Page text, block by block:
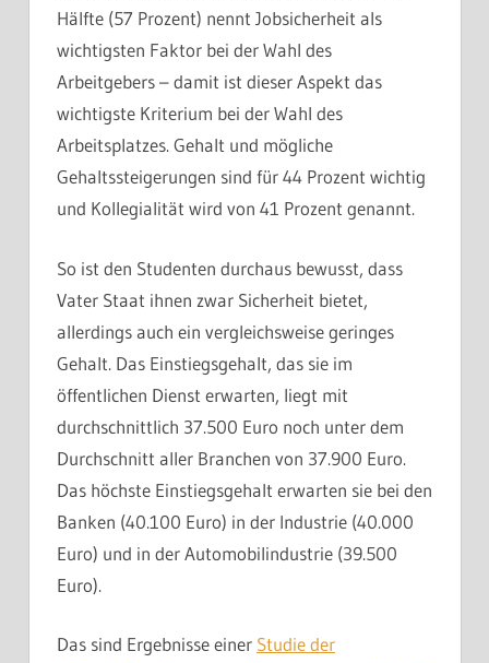
Hälfte (57 Prozent) nennt Jobsicherheit als
wichtigsten Faktor bei der Wahl des
Arbeitgebers – damit ist dieser Aspekt das
wichtigste Kriterium bei der Wahl des
Arbeitsplatzes. Gehalt und mögliche
Gehaltssteigerungen sind für 44 Prozent wichtig
und Kollegialität wird von 41 Prozent genannt.
So ist den Studenten durchaus bewusst, dass
Vater Staat ihnen zwar Sicherheit bietet,
allerdings auch ein vergleichsweise geringes
Gehalt. Das Einstiegsgehalt, das sie im
öffentlichen Dienst erwarten, liegt mit
durchschnittlich 37.500 Euro noch unter dem
Durchschnitt aller Branchen von 37.900 Euro.
Das höchste Einstiegsgehalt erwarten sie bei den
Banken (40.100 Euro) in der Industrie (40.000
Euro) und in der Automobilindustrie (39.500
Euro).
Das sind Ergebnisse einer Studie der